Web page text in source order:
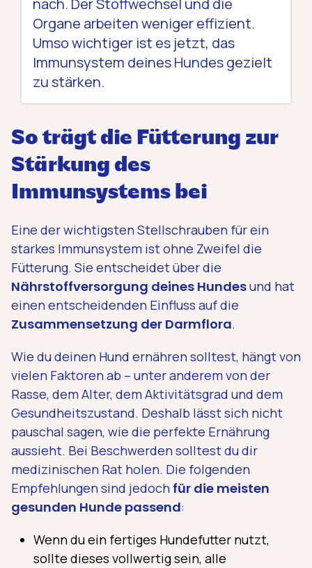
nach. Der Stoffwechsel und die
Organe arbeiten weniger effizient.
Umso wichtiger ist es jetzt, das
Immunsystem deines Hundes gezielt
zu stärken.
So trägt die Fütterung zur
Stärkung des
Immunsystems bei
Eine der wichtigsten Stellschrauben für ein
starkes Immunsystem ist ohne Zweifel die
Fütterung. Sie entscheidet über die
Nährstoffversorgung deines Hundesund hat
einen entscheidenden Einfluss auf die
Zusammensetzung der Darmflora.
Wie du deinen Hund ernähren solltest, hängt von
vielen Faktoren ab – unter anderem von der
Rasse, dem Alter, dem Aktivitätsgrad und dem
Gesundheitszustand. Deshalb lässt sich nicht
pauschal sagen, wie die perfekte Ernährung
aussieht. Bei Beschwerden solltest du dir
medizinischen Rat holen. Die folgenden
Empfehlungen sind jedoch für die meisten
gesunden Hunde passend:
Wenn du ein fertiges Hundefutter nutzt,
sollte dieses vollwertig sein, alle